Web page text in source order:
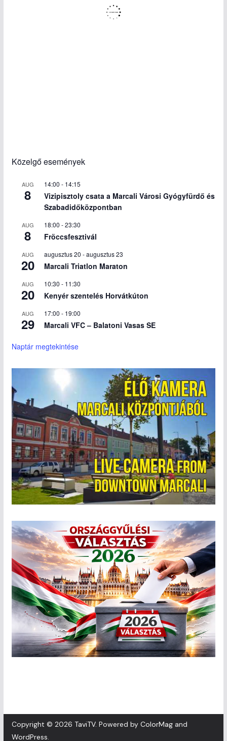
Közelgő események
AUG
8
14:00 - 14:15
Vizipisztoly csata a Marcali Városi Gyógyfürdő és
Szabadidőközpontban
AUG
8
18:00 -23:30
Fröccsfesztivál
AUG
20
augusztus 20 -augusztus 23
Marcali Triatlon Maraton
AUG
20
10:30 - 11:30
Kenyér szentelés Horvátkúton
AUG
29
17:00 - 19:00
Marcali VFC – Balatoni Vasas SE
Naptár megtekintése
Copyright © 2026 TaviTV. Powered by ColorMagand
WordPress.